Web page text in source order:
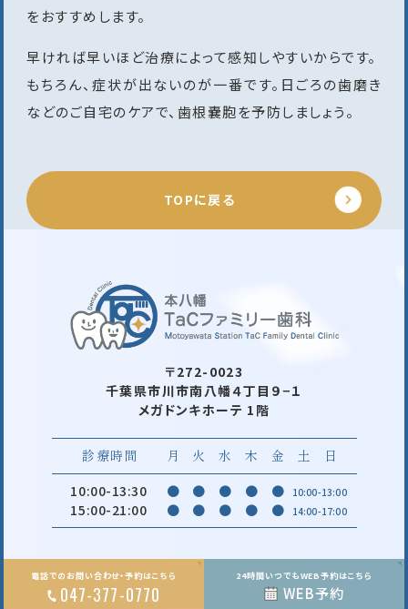
をおすすめします。
早ければ早いほど治療によって感知しやすいからです。
もちろん、症状が出ないのが一番です。日ごろの歯磨き
などのご自宅のケアで、歯根嚢胞を予防しましょう。
TOPに戻る
〒272-0023
千葉県市川市南八幡４丁目９−１
メガドンキホーテ 1階
診療時間 月 火 水 木 金 土
日
10:00-13:30
● ● ● ● ● 10:00-13:00
15:00-21:00 ● ● ● ● ● 14:00-17:00
電話でのお問い合わせ・予約はこちら
047-377-0770
24時間いつでもWEB予約はこちら
WEB予約